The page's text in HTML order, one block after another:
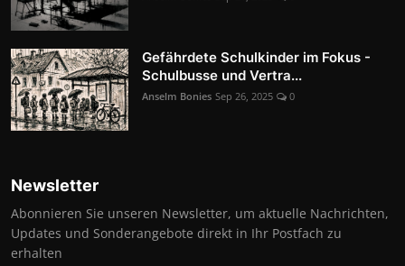
Gefährdete Schulkinder im Fokus -
Schulbusse und Vertra...
Anselm Bonies Sep 26, 2025 0
Newsletter
Abonnieren Sie unseren Newsletter, um aktuelle Nachrichten,
Updates und Sonderangebote direkt in Ihr Postfach zu
erhalten